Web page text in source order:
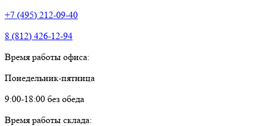
+7 (495) 212-09-40
8 (812) 426-12-94
Время работы офиса:
Понедельник-пятница
9:00-18:00 без обеда
Время работы склада: